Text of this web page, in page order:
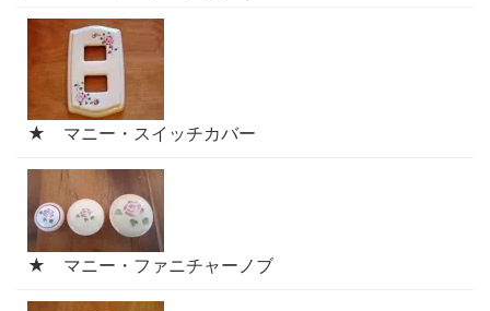
★ マニー・スイッチカバー
★ マニー・ファニチャーノブ